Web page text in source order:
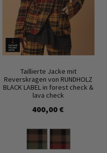
Taillierte Jacke mit
Reverskragen von RUNDHOLZ
BLACK LABEL in forest check &
lava check
400,00 €